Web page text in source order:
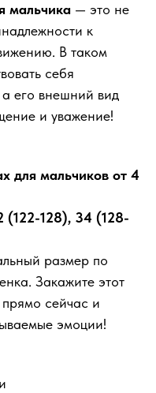
— это не
к
В таком
себя
его внешний вид
и уважение!
для мальчиков от 4
(122-128), 34 (128-
размер по
Закажите этот
сейчас и
эмоции!